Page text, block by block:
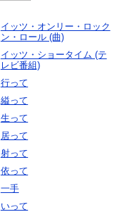
イッツ・オンリー・ロック
ン・ロール (曲)
イッツ・ショータイム (テ
レビ番組)
行って
縊って
生って
居って
射って
依って
一手
いって